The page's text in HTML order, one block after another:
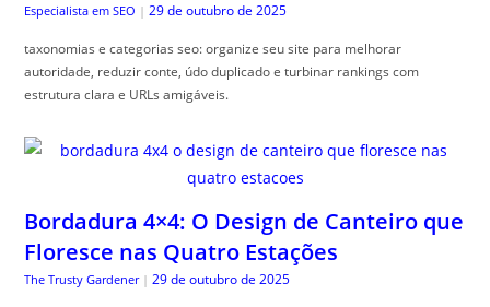
Especialista em SEO | 29 de outubro de 2025
taxonomias e categorias seo: organize seu site para melhorar
autoridade, reduzir conte, údo duplicado e turbinar rankings com
estrutura clara e URLs amigáveis.
Bordadura 4×4: O Design de Canteiro que
Floresce nas Quatro Estações
The Trusty Gardener | 29 de outubro de 2025